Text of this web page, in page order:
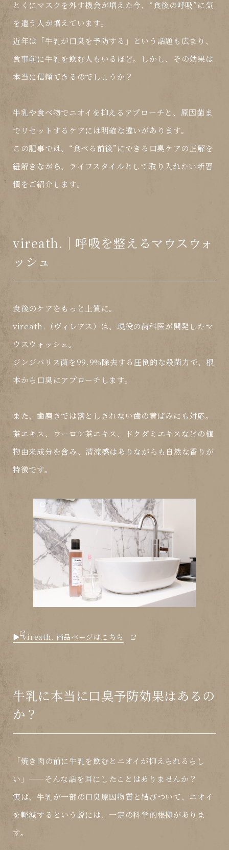
とくにマスクを外す機会が増えた今、 “食後の呼吸”に気
を遣う人が増えています。
近年は「牛乳が口臭を予防する 」という話題も広まり、
食事前に牛乳を飲む人もいるほど。しかし、その効果は
本当に信頼できるのでしょうか？
牛乳や食べ物でニオイを抑えるアプローチと、原因菌ま
でリセットするケアには明確な違いがあります。
この記事では、 “食べる前後”にできる口臭ケアの正解を
紐解きながら、ライフスタイルとして取り入れたい新習
慣をご紹介します。
vireath.｜呼吸を整えるマウスウォ
ッシュ
食後のケアをもっと上質に。
vireath.（ヴィレアス）は、現役の歯科医が開発したマ
ウスウォッシュ。
ジンジバリス菌を99.9%除去する圧倒的な殺菌力で、根
本から口臭にアプローチします。
また、歯磨きでは落としきれない歯の黄ばみにも対応。
茶エキス、ウーロン茶エキス、ドクダミエキスなどの植
物由来成分を含み、清涼感はありながらも 自然な香り が
特徴です。
▶ vireath. 商品ページはこちら
牛乳に本当に口臭予防効果はあるの
か？
「焼き肉の前に牛乳を飲むとニオイが抑えられるらし
い」——そんな話を耳にしたことはありませんか？
実は、牛乳が一部の口臭原因物質と結びついて、ニオイ
を軽減する という説には、一定の科学的根拠がありま
す。